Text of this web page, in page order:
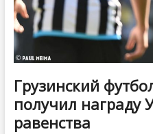
Грузинский
получил награду
равенства